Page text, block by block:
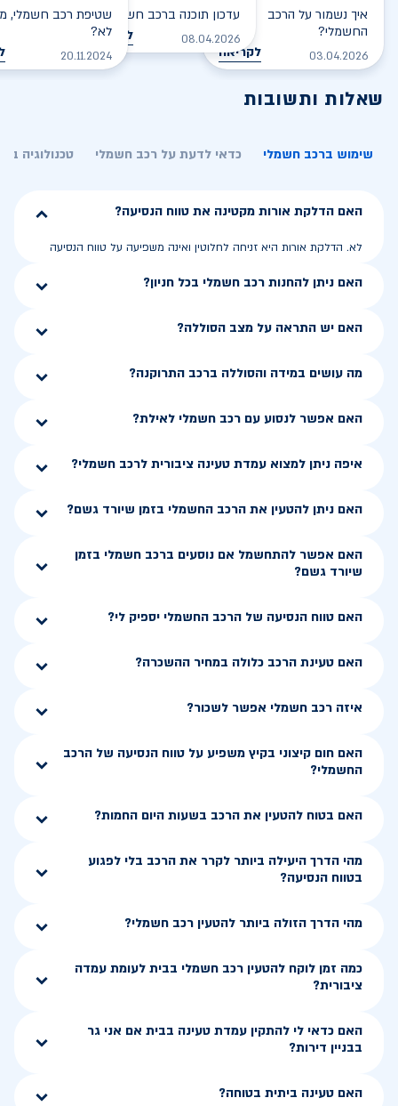
איך נשמור על הרכב
החשמלי?
03.04.2026 לקריאה
עדכון תוכנה ברכב חשמלי
08.04.2026 לקריאה
שטיפת רכב חשמלי,
לא?
20.11.2024
שאלות ותשובות
שימוש ברכב חשמלי כדאי לדעת על רכב חשמלי טכנולוגיה
האם הדלקת אורות מקטינה את טווח הנסיעה?
לא. הדלקת אורות היא זניחה לחלוטין ואינה משפיעה על טווח הנסיעה
האם ניתן להחנות רכב חשמלי בכל חניון?
האם יש התראה על מצב הסוללה?
מה עושים במידה והסוללה ברכב התרוקנה?
האם אפשר לנסוע עם רכב חשמלי לאילת?
איפה ניתן למצוא עמדת טעינה ציבורית לרכב חשמלי?
האם ניתן להטעין את הרכב החשמלי בזמן שיורד גשם?
האם אפשר להתחשמל אם נוסעים ברכב חשמלי בזמן
שיורד גשם?
האם טווח הנסיעה של הרכב החשמלי יספיק לי?
האם טעינת הרכב כלולה במחיר ההשכרה?
איזה רכב חשמלי אפשר לשכור?
האם חום קיצוני בקיץ משפיע על טווח הנסיעה של הרכב
החשמלי?
האם בטוח להטעין את הרכב בשעות היום החמות?
מהי הדרך היעילה ביותר לקרר את הרכב בלי לפגוע
בטווח הנסיעה?
מהי הדרך הזולה ביותר להטעין רכב חשמלי?
כמה זמן לוקח להטעין רכב חשמלי בבית לעומת עמדה
ציבורית?
האם כדאי לי להתקין עמדת טעינה בבית אם אני גר
בבניין דירות?
האם טעינה ביתית בטוחה?